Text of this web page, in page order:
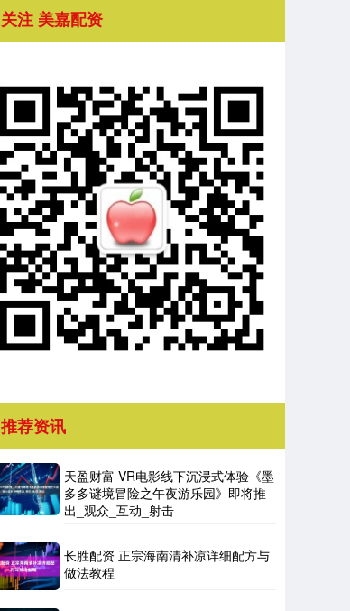
关注 美嘉配资
推荐资讯
天盈财富 VR电影线下沉浸式体验《墨
多多谜境冒险之午夜游乐园》即将推
出_观众_互动_射击
长胜配资 正宗海南清补凉详细配方与
做法教程